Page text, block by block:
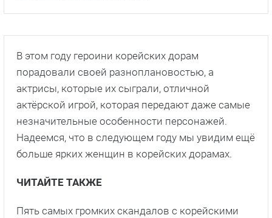
В этом году героини корейских дорам
порадовали своей разноплановостью, а
актрисы, которые их сыграли, отличной
актёрской игрой, которая передают даже самые
незначительные особенности персонажей.
Надеемся, что в следующем году мы увидим ещё
больше ярких женщин в корейских дорамах.
ЧИТАЙТЕ ТАКЖЕ
Пять самых громких скандалов с корейскими